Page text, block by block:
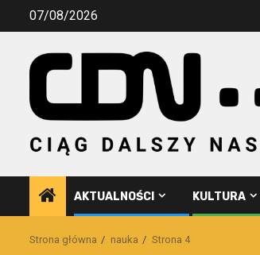
Przejdź07/08/2026
AKTUALNOŚCI KULTURA
Strona główna nauka Strona 4